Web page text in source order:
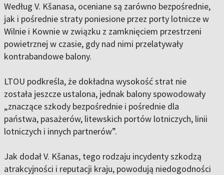
Według V. Kšanasa, oceniane są zarówno bezpośrednie,
jak i pośrednie straty poniesione przez porty lotnicze w
Wilnie i Kownie w związku z zamknięciem przestrzeni
powietrznej w czasie, gdy nad nimi przelatywały
kontrabandowe balony.
LTOU podkreśla, że dokładna wysokość strat nie
została jeszcze ustalona, jednak balony spowodowały
„znaczące szkody bezpośrednie i pośrednie dla
państwa, pasażerów, litewskich portów lotniczych, linii
lotniczych i innych partnerów”.
Jak dodał V. Kšanas, tego rodzaju incydenty szkodzą
atrakcyjności i reputacji kraju, powodują niedogodności